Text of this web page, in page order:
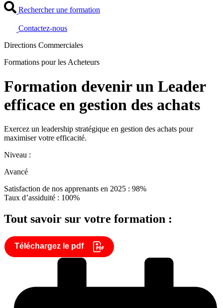
Rechercher une formation
Contactez-nous
Directions Commerciales
Formations pour les Acheteurs
Formation devenir un Leader
efficace en gestion des achats
Exercez un leadership stratégique en gestion des achats pour
maximiser votre efficacité.
Niveau :
Avancé
Satisfaction de nos apprenants en 2025 : 98%
Taux d’assiduité : 100%
Tout savoir sur votre formation :
Téléchargez le pdf